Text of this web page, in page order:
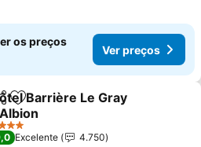
os preços
Ver preços
Adicionar aos favoritos
Barrière Le Gray
Excelente
4.750